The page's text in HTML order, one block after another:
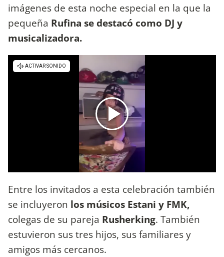
imágenes de esta noche especial en la que la
pequeña Rufina se destacó como DJ y
musicalizadora.
Entre los invitados a esta celebración también
se incluyeron los músicos Estani y FMK,
colegas de su pareja Rusherking. También
estuvieron sus tres hijos, sus familiares y
amigos más cercanos.